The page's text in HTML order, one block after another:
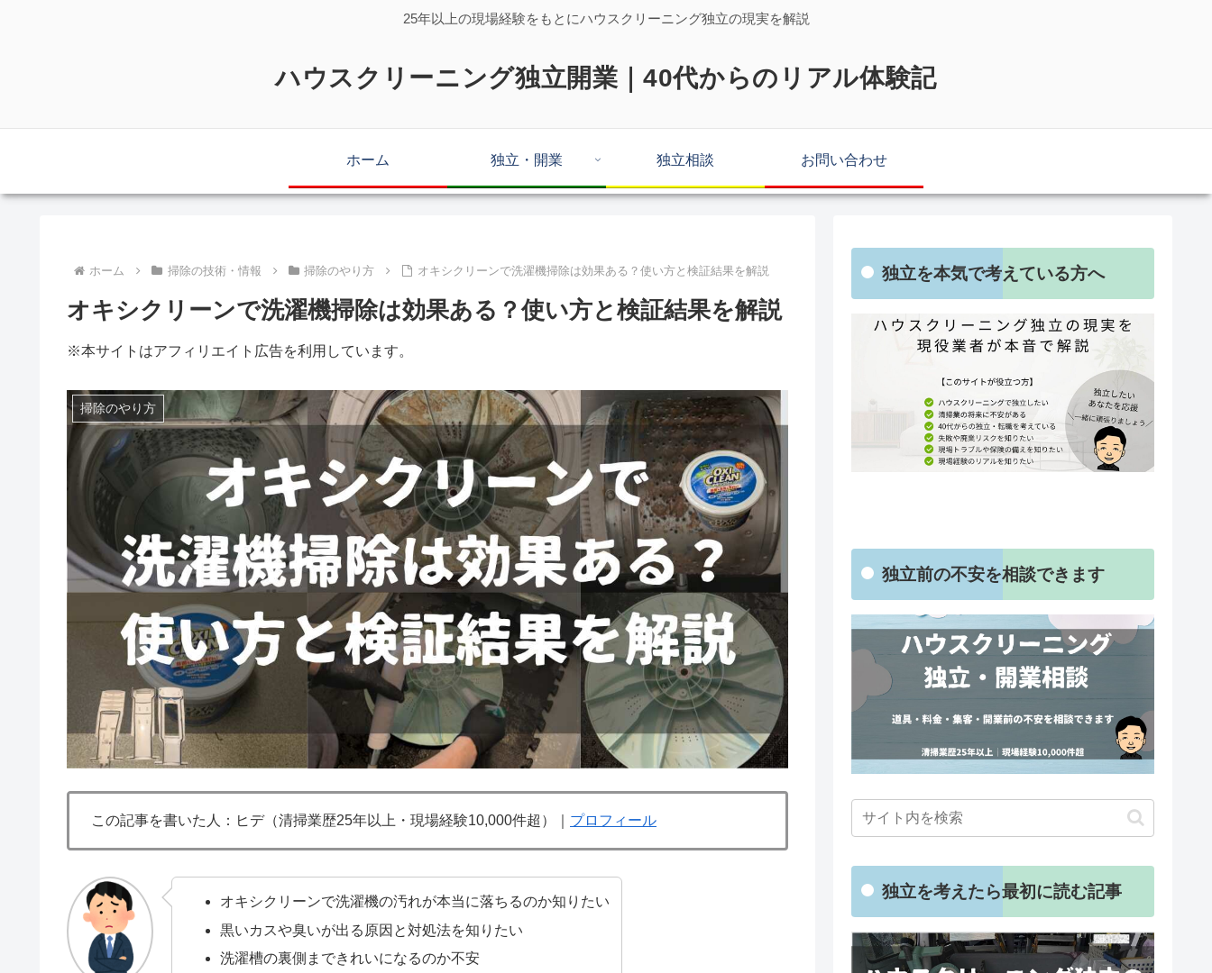
25年以上の現場経験をもとにハウスクリーニング独立の現実を解説
ハウスクリーニング独立開業｜40代からのリアル体験記
ホーム 独立・開業 独立相談 お問い合わせ
ホーム 掃除の技術・情報 掃除のやり方 オキシクリーンで洗濯機掃除は効果ある？使い方と検証結果を解説
オキシクリーンで洗濯機掃除は効果ある？使い方と検証結果を解説
※本サイトはアフィリエイト広告を利用しています。
掃除のやり方
この記事を書いた人：ヒデ（清掃業歴25年以上・現場経験10,000件超）｜ プロフィール
オキシクリーンで洗濯機の汚れが本当に落ちるのか知りたい
黒いカスや臭いが出る原因と対処法を知りたい
洗濯槽の裏側まできれいになるのか不安
独立を本気で考えている方へ
独立前の不安を相談できます
独立を考えたら最初に読む記事